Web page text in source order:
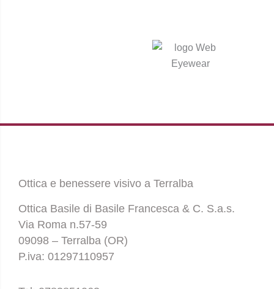
Ottica e benessere visivo a Terralba
Ottica Basile di Basile Francesca & C. S.a.s.
Via Roma n.57-59
09098 – Terralba (OR)
P.iva: 01297110957